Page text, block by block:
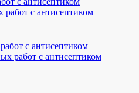
с антисептиком
работ с антисептиком